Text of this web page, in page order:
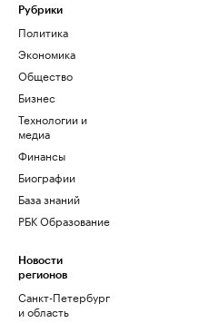
Рубрики
Политика
Экономика
Общество
Бизнес
Технологии и
медиа
Финансы
Биографии
База знаний
РБК Образование
Новости
регионов
Санкт-Петербург
и область